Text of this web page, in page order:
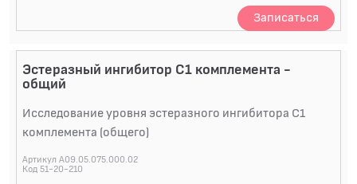
Записаться
Эстеразный ингибитор С1 комплемента -
общий
Исследование уровня эстеразного ингибитора С1
комплемента (общего)
Артикул A09.05.075.000.02
Код 51-20-210